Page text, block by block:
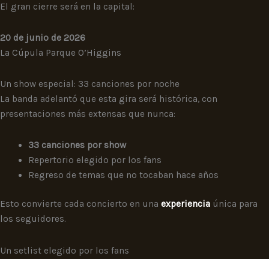
El gran cierre será en la capital:
20 de junio de 2026
La Cúpula Parque O’Higgins
Un show especial: 33 canciones por noche
La banda adelantó que esta gira será histórica, con
presentaciones más extensas que nunca:
33 canciones por show
Repertorio elegido por los fans
Regreso de temas que no tocaban hace años
Esto convierte cada concierto en una experiencia única para
los seguidores.
Un setlist elegido por los fans